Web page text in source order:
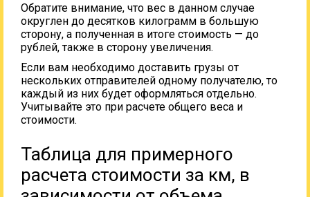
Обратите внимание, что вес в данном случае
округлен до десятков килограмм в большую
сторону, а полученная в итоге стоимость — до
рублей, также в сторону увеличения.
Если вам необходимо доставить грузы от
нескольких отправителей одному получателю, то
каждый из них будет оформляться отдельно.
Учитывайте это при расчете общего веса и
стоимости.
Таблица для примерного
расчета стоимости за км, в